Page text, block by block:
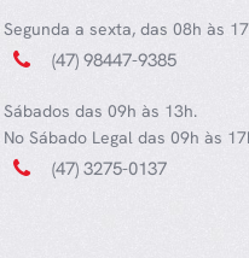
Segunda a sexta, das 08h às
(47) 98447-9385
Sábados das 09h às 13h.
No Sábado Legal das 09h às
(47) 3275-0137